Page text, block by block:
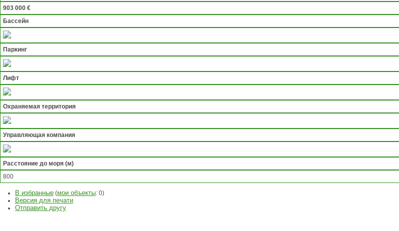
903 000 €
Бассейн
Паркинг
Лифт
Охраняемая территория
Управляющая компания
Расстояние до моря (м)
800
В избранные (мои объекты: 0)
Версия для печати
Отправить другу